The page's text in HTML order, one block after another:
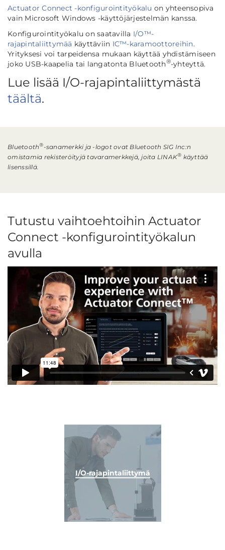
Actuator Connect -konfigurointityökalu on yhteensopiva
vain Microsoft Windows -käyttöjärjestelmän kanssa.
Konfigurointityökalu on saatavilla I/O™-
rajapintaliittymää käyttäviin IC™-karamoottoreihin.
Yrityksesi voi tarpeidensa mukaan käyttää yhdistämiseen
joko USB-kaapelia tai langatonta Bluetooth®-yhteyttä.
Lue lisää I/O-rajapintaliittymästä
täältä.
Bluetooth®-sanamerkki ja -logot ovat Bluetooth SIG Inc:n
omistamia rekisteröityjä tavaramerkkejä, joita LINAK® käyttää
lisenssillä.
Tutustu vaihtoehtoihin Actuator
Connect -konfigurointityökalun
avulla
I/O-rajapintaliittymä